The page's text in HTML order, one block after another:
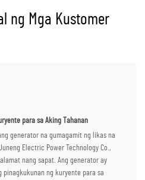
ng Mga Kustomer
para sa Aking Tahanan
generator na gumagamit ng likas na
Electric Power Technology Co.,
nang sapat. Ang generator ay
pinagkukunan ng kuryente para sa